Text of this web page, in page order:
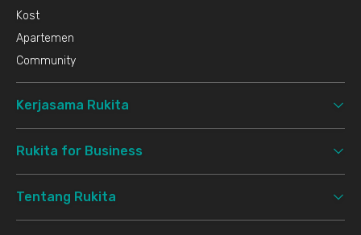
Kost
Apartemen
Community
Kerjasama Rukita
Rukita for Business
Tentang Rukita